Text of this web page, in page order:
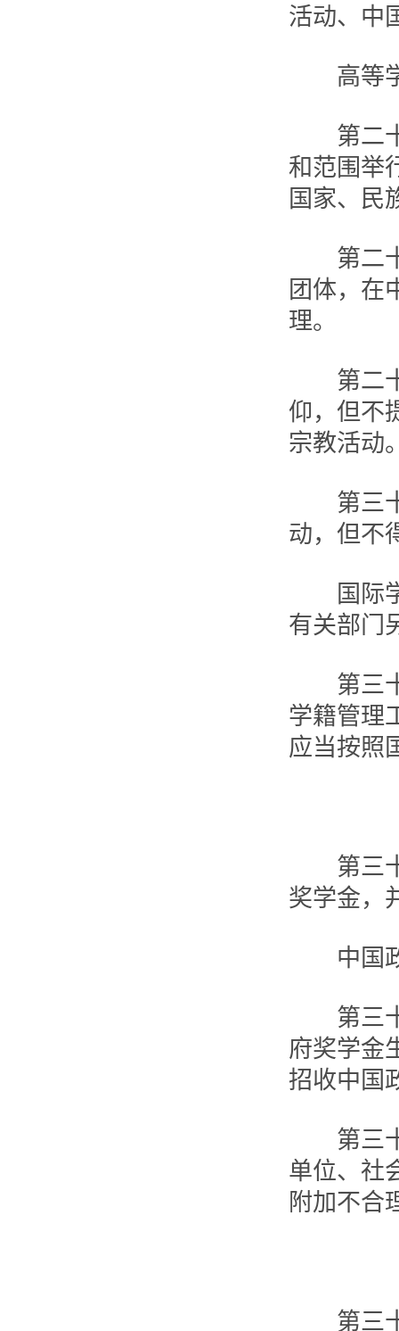
活动、中
高等学
第二十
和范围举
国家、民
第二十
团体，在
理。
第二十
仰，但不
宗教活动
第三十
动，但不
国际学
有关部门
第三十
学籍管理
应当按照
第三十
奖学金，
中国政
第三十
府奖学金
招收中国
第三十
单位、社
附加不合
第三十